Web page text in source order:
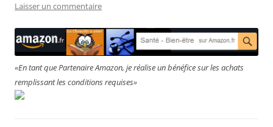
Laisser un commentaire
«En tant que Partenaire Amazon, je réalise un bénéfice sur les achats
remplissant les conditions requises»